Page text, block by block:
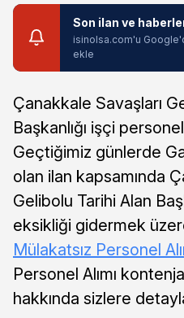
Son ilan ve
isinolsa.com'u
ekle
Çanakkale Savaşları
Başkanlığı işçi
Geçtiğimiz günlerde
olan ilan kapsamında
Gelibolu Tarihi Alan
eksikliği gidermek
Mülakatsız Personel
Personel Alımı
hakkında sizlere